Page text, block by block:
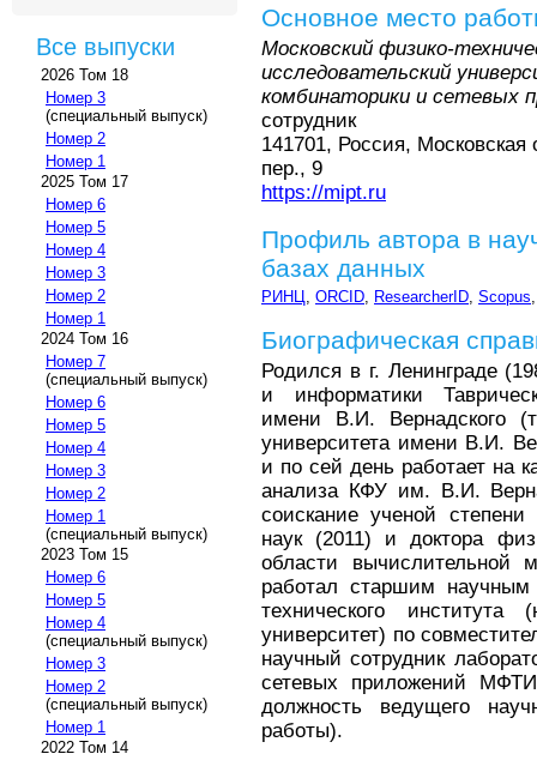
Все выпуски
2026 Том 18
Номер 3
(специальный выпуск)
Номер 2
Номер 1
2025 Том 17
Номер 6
Номер 5
Номер 4
Номер 3
Номер 2
Номер 1
2024 Том 16
Номер 7
(специальный выпуск)
Номер 6
Номер 5
Номер 4
Номер 3
Номер 2
Номер 1
(специальный выпуск)
2023 Том 15
Номер 6
Номер 5
Номер 4
(специальный выпуск)
Номер 3
Номер 2
(специальный выпуск)
Номер 1
2022 Том 14
Основное место
Московский физико-
исследовательский
комбинаторики и сетевых
сотрудник
141701, Россия, Московская
пер., 9
https://mipt.ru
Профиль автора в
базах данных
РИНЦ, ORCID, ResearcherID, Scopus
Биографическая
Родился в г. Ленинграде
и информатики
имени В.И. Вернадского
университета имени В.И.
и по сей день работает на
анализа КФУ им. В.И.
соискание ученой степени
наук (2011) и доктора
области вычислительной
работал старшим научным
технического института
университет) по
научный сотрудник
сетевых приложений
должность ведущего
работы).